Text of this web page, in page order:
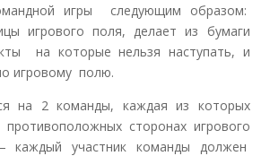
игры следующим образом:
игрового поля, делает из бумаги
на которые нельзя наступать, и
игровому полю.
на 2 команды, каждая из которых
противоположных сторонах игрового
участник команды должен